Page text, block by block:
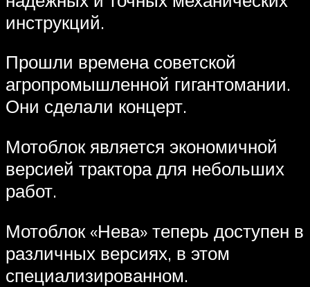
инструкций.
Прошли времена советской
агропромышленной гигантомании.
Они сделали концерт.
Мотоблок является экономичной
версией трактора для небольших
работ.
Мотоблок «Нева» теперь доступен в
различных версиях, в этом
специализированном.